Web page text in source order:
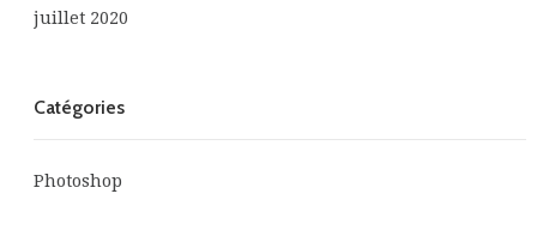
juillet 2020
Catégories
Photoshop